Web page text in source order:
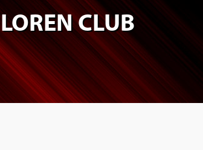
LOREN CLUB